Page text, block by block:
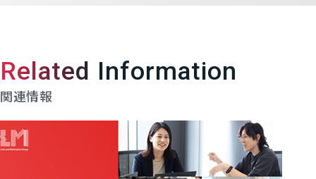
Related Information
関連情報